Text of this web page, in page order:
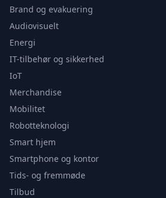
Brand og evakuering
Audiovisuelt
Energi
IT-tilbehør og sikkerhed
IoT
Merchandise
Mobilitet
Robotteknologi
Smart hjem
Smartphone og kontor
Tids- og fremmøde
Tilbud